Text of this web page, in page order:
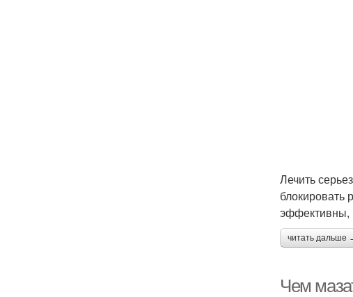
Лечить
блокировать
эффективны,
читать дальше
Чем